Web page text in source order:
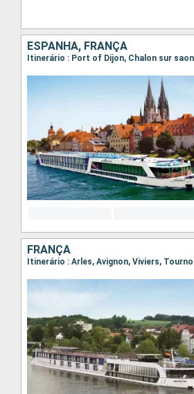
ESPANHA, FRANÇA
Itinerário : Port of Dijon, Chalon sur
FRANÇA
Itinerário : Arles, Avignon, Viviers,